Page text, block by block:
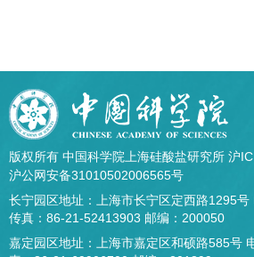
版权所有 中国科学院上海硅酸盐研究所 沪
沪公网安备31010502006565号
长宁园区地址：上海市长宁区定西路1295
传真：86-21-52413903 邮编：200050
嘉定园区地址：上海市嘉定区和硕路585号